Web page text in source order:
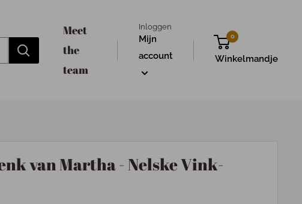
Meet
the
team
Inloggen
Mijn
account
0
Winkelmandje
van Martha - Nelske Vink-